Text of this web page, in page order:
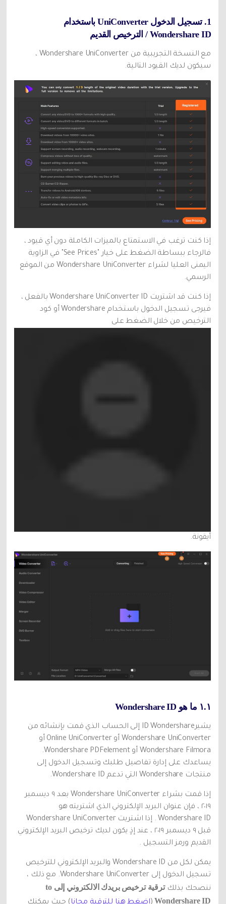
تعقب الموقع
1. تسجيل الدخول UniConverter باستخدام
Wondershare ID / الترخيص القديم
مع النسخة التجريبية من Wondershare UniConverter ،
سيكون لديك القيود التالية.
إذا كنت ترغب في الاستمتاع بالميزات الكاملة دون أي قيود ،
فالرجاء ببساطة الضغط على خيار "See Prices" في الزاوية
اليمنى العليا لشراء Wondershare UniConverter من الموقع
الرسمي.
إذا كنت قد اشتريت Wondershare UniConverter ID بالفعل ،
فيرجى تسجيل الدخول باستخدام Wondershare أو كود
الترخيص من خلال الضغط على
أيقونة.
١.١ ما هو Wondershare ID
يشيرID Wondershare إلى الحساب الذي قمت بإنشائه من
Wondershare UniConverter أو Online UniConverter أو
Wondershare Filmora أو Wondershare PDFelement.
يساعدك على إدارة تفاصيل طلبك وتسجيل الدخول إلى
منتجات Wondershare التي تدعم Wondershare ID.
إذا قمت بشراء Wondershare UniConverter بعد ٩ ديسمبر
٢٠١٩ ، فإن عنوان البريد الإلكتروني الذي اشتريته هو
Wondershare ID . إذا اشتريت Wondershare UniConverter
قبل ٩ ديسمبر ٢٠١٩ ، عند إذٍ يكون لديك ترخيص البريد الإلكتروني
القديم ورمز التسجيل .
يمكن لكل من Wondershare ID والبريد الإلكتروني للترخيص
تسجيل الدخول إلى Wondershare UniConverter. مع ذلك ،
ننصحك بذلك
ترقية ترخيص بريدك الالكتروني إلى to
Wondershare ID